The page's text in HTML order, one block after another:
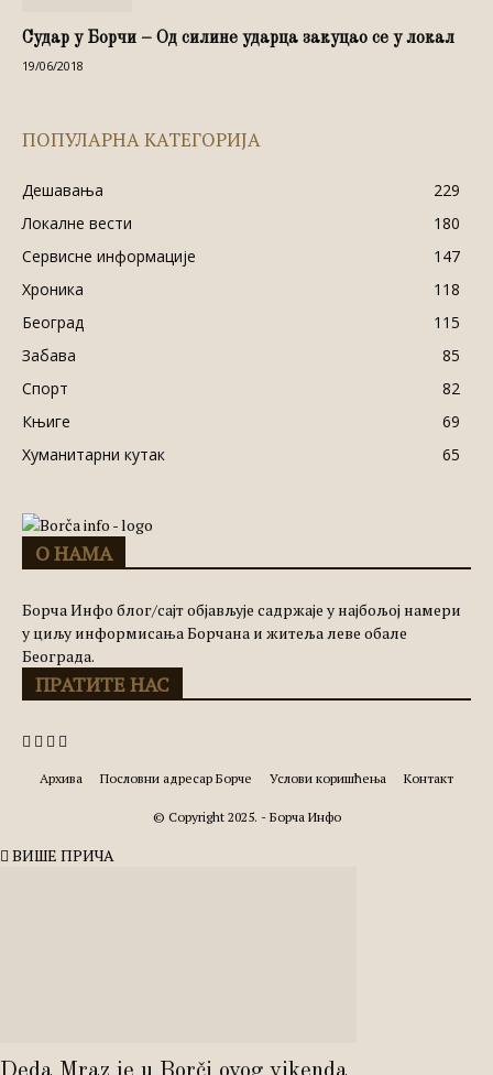
Судар у Борчи – Од силине ударца закуцао се у локал
19/06/2018
ПОПУЛАРНА КАТЕГОРИЈА
Дешавања
229
Локалне вести
180
Сервисне информације
147
Хроника
118
Београд
115
Забава
85
Спорт
82
Књиге
69
Хуманитарни кутак
65
О НАМА
Борча Инфо блог/сајт објављује садржаје у најбољој намери
у циљу информисања Борчана и житеља леве обале
Београда.
ПРАТИТЕ НАС
Архива Пословни адресар Борче Услови коришћења Контакт
© Copyright 2025. - Борча Инфо
ВИШЕ ПРИЧА